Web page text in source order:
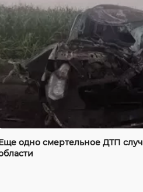
одно смертельное ДТП